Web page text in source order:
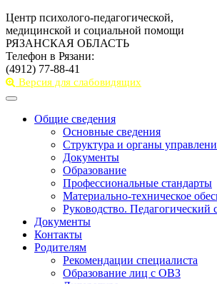
Центр психолого-педагогической,
медицинской и социальной помощи
РЯЗАНСКАЯ ОБЛАСТЬ
Телефон в Рязани:
(4912) 77-88-41
Версия для слабовидящих
Toggle
navigationОбщие сведения
Основные сведения
Структура и органы
Документы
Образование
Профессиональные стандарты
Материально-техническое
Руководство. Педагогический
Документы
Контакты
Родителям
Рекомендации специалиста
Образование лиц с ОВЗ